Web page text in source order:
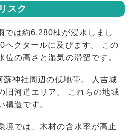
スク
では約6,280棟が浸水しまし
ヘクタールに及びます。 この
位の高さと湿気の滞留です。
神社周辺の低地帯。 人吉城
旧河道エリア。 これらの地域
構造です。
境では、木材の含水率が高止